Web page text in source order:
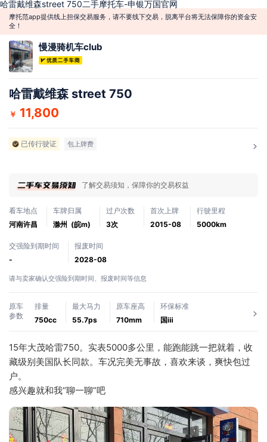
哈雷戴维森street 750二手摩托车-申银万国官网
摩托范app提供线上担保交易服务，请不要线下交易，脱离平台将无法保障你的资金安
全！
慢漫骑机车club
哈雷戴维森 street 750
￥ 11,800
已传行驶证 包上牌费
了解交易须知，保障你的交易权益
看车地点
河南许昌
车牌归属
滁州 (皖m)
过户次数
3次
首次上牌
2015-08
行驶里程
5000km
交强险到期时间
-
报废时间
2028-08
请与卖家确认交强险到期时间、报废时间等信息
原车
参数
排量
750cc
最大马力
55.7ps
原车座高
710mm
环保标准
国ⅲ
15年大茂哈雷750。实表5000多公里，能跑能跳一把就着，收
藏级别美国队长同款。车况完美无事故，喜欢来谈，爽快包过
户。
感兴趣就和我“聊一聊”吧